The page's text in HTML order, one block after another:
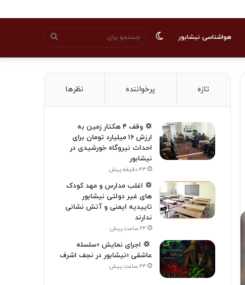
هواشناسی نیشابور
برای
تغییر
تازه پرخواننده نظرها
💢 وقف ۴ هکتار زمین به
ارزش ۱۶ میلیارد تومان برای
احداث نیروگاه خورشیدی در
نیشابور
۴۳ دقیقه پیش
💢 اغلب مدارس و مهد کودک
های غیر دولتی نیشابور
تاییدیه ایمنی و آتش نشانی
ندارند
۲۲ ساعت پیش
‍ 💢 اجرای نمایش «سلسله
عاشقی »نیشابور در نجف اشرف
۲۳ ساعت پیش